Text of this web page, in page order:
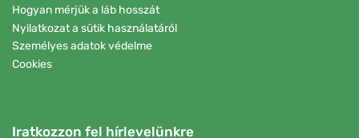
Hogyan mérjük a láb hosszát
Nyilatkozat a sütik használatáról
Személyes adatok védelme
Cookies
Iratkozzon fel hírlevelünkre